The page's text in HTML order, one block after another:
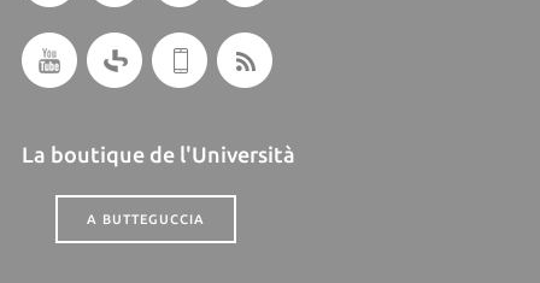
La boutique de l'Università
A BUTTEGUCCIA